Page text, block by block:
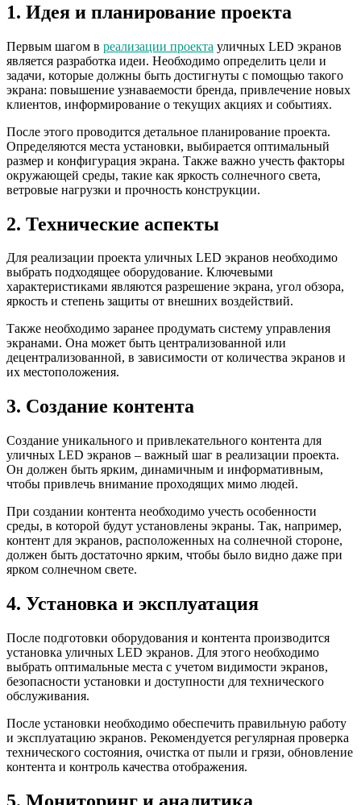
1. Идея и планирование проекта
Первым шагом в реализации проекта уличных LED экранов
является разработка идеи. Необходимо определить цели и
задачи, которые должны быть достигнуты с помощью такого
экрана: повышение узнаваемости бренда, привлечение новых
клиентов, информирование о текущих акциях и событиях.
После этого проводится детальное планирование проекта.
Определяются места установки, выбирается оптимальный
размер и конфигурация экрана. Также важно учесть факторы
окружающей среды, такие как яркость солнечного света,
ветровые нагрузки и прочность конструкции.
2. Технические аспекты
Для реализации проекта уличных LED экранов необходимо
выбрать подходящее оборудование. Ключевыми
характеристиками являются разрешение экрана, угол обзора,
яркость и степень защиты от внешних воздействий.
Также необходимо заранее продумать систему управления
экранами. Она может быть централизованной или
децентрализованной, в зависимости от количества экранов и
их местоположения.
3. Создание контента
Создание уникального и привлекательного контента для
уличных LED экранов – важный шаг в реализации проекта.
Он должен быть ярким, динамичным и информативным,
чтобы привлечь внимание проходящих мимо людей.
При создании контента необходимо учесть особенности
среды, в которой будут установлены экраны. Так, например,
контент для экранов, расположенных на солнечной стороне,
должен быть достаточно ярким, чтобы было видно даже при
ярком солнечном свете.
4. Установка и эксплуатация
После подготовки оборудования и контента производится
установка уличных LED экранов. Для этого необходимо
выбрать оптимальные места с учетом видимости экранов,
безопасности установки и доступности для технического
обслуживания.
После установки необходимо обеспечить правильную работу
и эксплуатацию экранов. Рекомендуется регулярная проверка
технического состояния, очистка от пыли и грязи, обновление
контента и контроль качества отображения.